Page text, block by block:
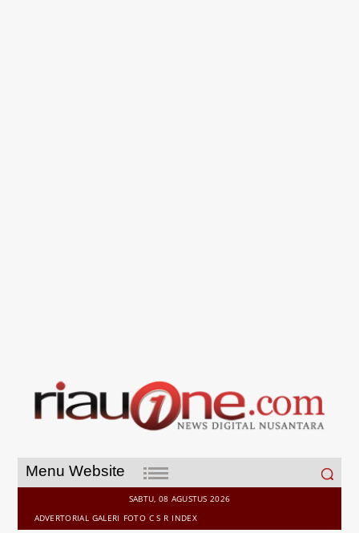
Menu Website
Search
for:
SABTU, 08 AGUSTUS 2026
ADVERTORIAL GALERI FOTO C S R INDEX